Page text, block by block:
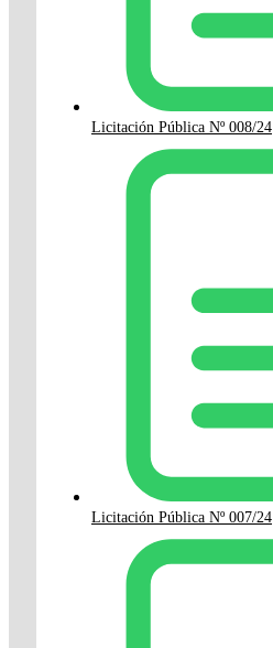
Licitación Pública Nº 008/24
Licitación Pública Nº 007/24